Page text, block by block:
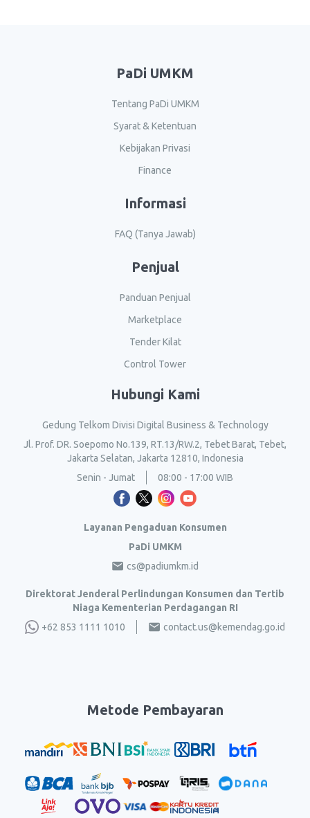
PaDi UMKM
Tentang PaDi UMKM
Syarat & Ketentuan
Kebijakan Privasi
Finance
Informasi
FAQ (Tanya Jawab)
Penjual
Panduan Penjual
Marketplace
Tender Kilat
Control Tower
Hubungi Kami
Gedung Telkom Divisi Digital Business & Technology
Jl. Prof. DR. Soepomo No.139, RT.13/RW.2, Tebet Barat, Tebet,
Jakarta Selatan, Jakarta 12810, Indonesia
Senin - Jumat
08:00 - 17:00 WIB
Layanan Pengaduan Konsumen
PaDi UMKM
cs@padiumkm.id
Direktorat Jenderal Perlindungan Konsumen dan Tertib
Niaga Kementerian Perdagangan RI
+62 853 1111 1010
contact.us@kemendag.go.id
Metode Pembayaran